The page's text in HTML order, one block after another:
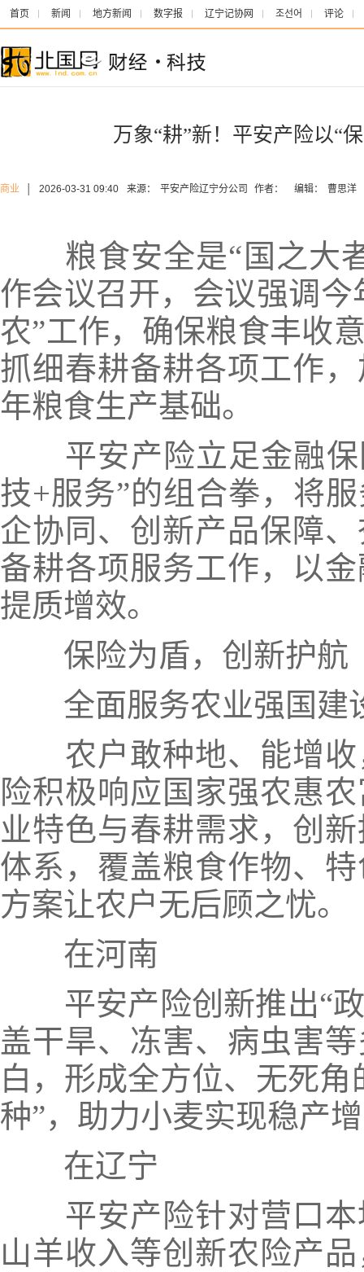
首页 新闻 地方新闻 数字报 辽宁记协网 조선어 评论
万象“耕”新！平安产险以“
商业 2026-03-31 09:40 来源： 平安产险辽宁分公司 作者： 编辑： 曹思洋
粮食安全是“国之大
作会议召开，会议强调今
农”工作，确保粮食丰收
抓细春耕备耕各项工作
年粮食生产基础。
平安产险立足金融
技+服务”的组合拳，将
企协同、创新产品保障
备耕各项服务工作，以
提质增效。
保险为盾，创新护航
全面服务农业强国建
农户敢种地、能增
险积极响应国家强农惠
业特色与春耕需求， 创
体系，覆盖粮食作物、
方案让农户无后顾之忧。
在河南
平安产险创新推出“
盖干旱、冻害、病虫害
白，形成全方位、无死
种”，助力小麦实现稳产
在辽宁
平安产险针对营口
山羊收入等创新农险产